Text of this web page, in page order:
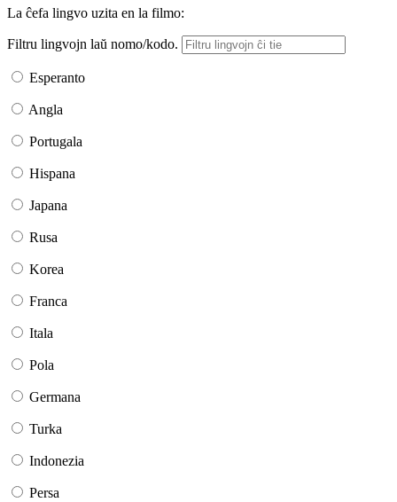
La ĉefa lingvo uzita en la filmo:
Filtru lingvojn laŭ nomo/kodo.
Esperanto
Angla
Portugala
Hispana
Japana
Rusa
Korea
Franca
Itala
Pola
Germana
Turka
Indonezia
Persa